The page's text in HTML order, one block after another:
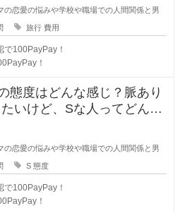
の恋愛の悩みや学校や職場での人間関係と男
旅行 費用
で100PayPay！
！
態度はどんな感じ？脈あり
いけど、Sな人ってどんな
度が出るでし
の恋愛の悩みや学校や職場での人間関係と男
S 態度
で100PayPay！
！